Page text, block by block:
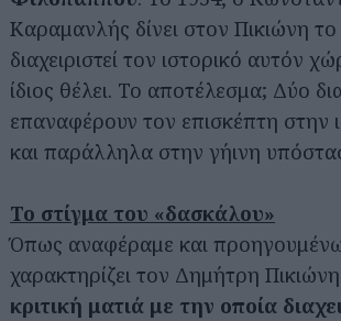
Καραμανλής δίνει στον Πικιώνη
διαχειριστεί τον ιστορικό αυτόν
ίδιος θέλει. Το αποτέλεσμα; Δύο
επαναφέρουν τον επισκέπτη στην
και παράλληλα στην γήινη
Το στίγμα του «δασκάλου»
Όπως αναφέραμε και
χαρακτηρίζει τον Δημήτρη Πικιώνη
κριτική ματιά με την οποία